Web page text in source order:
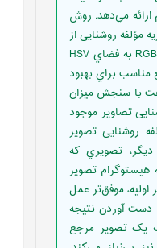
مي‌دهد. روش
روشنایی از
رنگ، ابتدا تصاوير از فضاي رنگي RGB به فضاي HSV
براي بهبود
با سنجش ميزان
تصاوير موجود
روشنایی تصوير
تصويري که
تصوير
موفق‌تر عمل
دست آوردن نتيجه
يک تصوير مرجع